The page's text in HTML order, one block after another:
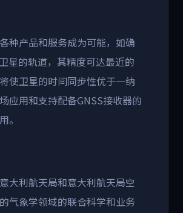
种产品和服务成为可能，如确
星的轨道，其精度可达最近的
使卫星的时间同步性优于一纳
应用和支持配备GNSS接收器的
。
大利航天局和意大利航天局空
气象学领域的联合科学和业务